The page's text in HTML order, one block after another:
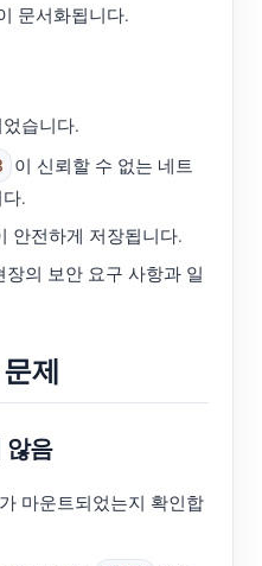
문서화됩니다.
습니다.
이 신뢰할 수 없는 네트
.
안전하게 저장됩니다.
의 보안 요구 사항과 일
제
않음
가 마운트되었는지 확인합